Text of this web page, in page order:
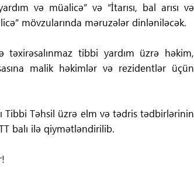
və müalicə” və “İtarısı, bal arısı və
mövzularında məruzələr dinləniləcək.
tibbi yardım üzrə həkim,
malik həkimlər və rezidentlər üçün
Tibbi Təhsil üzrə elm və tədris tədbirlərinin
balı ilə qiymətləndirilib.